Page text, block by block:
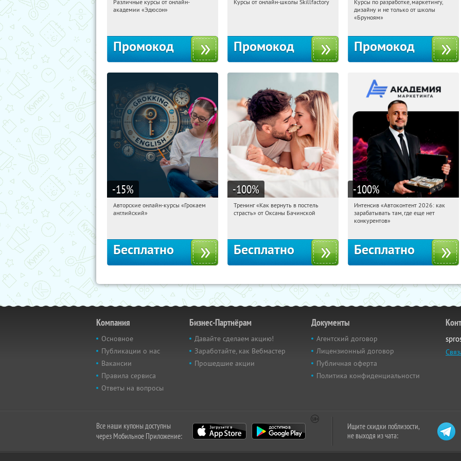
06:33:44 Получили:
Различные курсы от онлайн-
академии «Эдюсон»
Промокод
06:33:44
Получи первым!
Курсы от онлайн-школы Skillfactory
Промокод
06:33:44
Получи первым!
Россия
Курсы по разработке, маркетингу,
дизайну и не только от школы
«Бруноям»
Промокод
-15%
06:33:44 Получили:
Авторские онлайн-курсы «Грокаем
английский»
Бесплатно
-100%
06:33:44 Получили:
Тренинг «Как вернуть в постель
страсть» от Оксаны Бачинской
Бесплатно
-100%
06:33:44 Получили:
Россия
Интенсив «Автоконтент 2026: как
зарабатывать там, где еще нет
конкурентов»
Бесплатно
Компания
Основное
Публикации о нас
Вакансии
Правила сервиса
Ответы на вопросы
Бизнес-Партнёрам
Давайте сделаем акцию!
Заработайте, как Вебмастер
Прошедшие акции
Документы
Агентский договор
Лицензионный договор
Публичная оферта
Политика конфиденциальности
Все наши купоны доступны
через Мобильное Приложение:
Ищите скидки поблизости,
не выходя из чата: